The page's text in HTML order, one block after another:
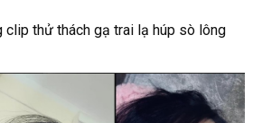
clip thử thách gạ trai lạ húp sò lông